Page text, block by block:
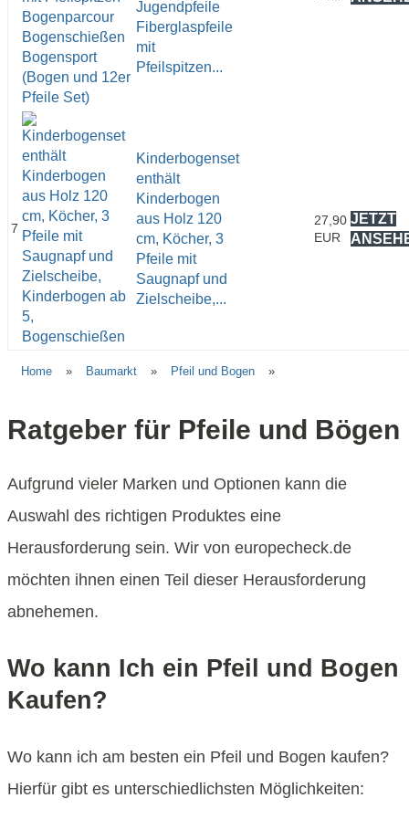
Jugendpfeile
Fiberglaspfeile
mit
Pfeilspitzen...
7
Kinderbogenset
enthält
Kinderbogen
aus Holz 120
cm, Köcher, 3
Pfeile mit
Saugnapf und
Zielscheibe,...
27,90
EUR
JETZT
Home » Baumarkt » Pfeil und Bogen »
Ratgeber für Pfeile und Bögen
Aufgrund vieler Marken und Optionen kann die
Auswahl des richtigen Produktes eine
Herausforderung sein. Wir von europecheck.de
möchten ihnen einen Teil dieser Herausforderung
abnehemen.
Wo kann Ich ein Pfeil und Bogen
Kaufen?
Wo kann ich am besten ein Pfeil und Bogen kaufen?
Hierfür gibt es unterschiedlichsten Möglichkeiten: